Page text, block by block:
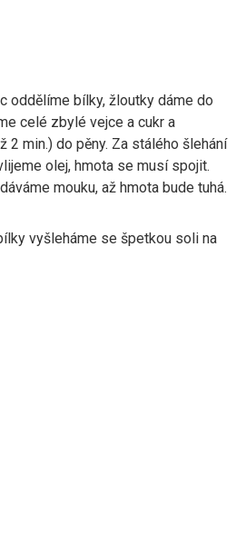
oddělíme bílky, žloutky dáme do
celé zbylé vejce a cukr a
2 min.) do pěny. Za stálého šlehání
olej, hmota se musí spojit.
mouku, až hmota bude tuhá.
vyšleháme se špetkou soli na